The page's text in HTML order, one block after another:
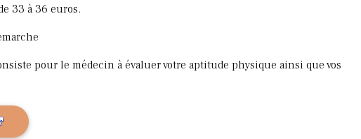
33 à 36 euros.
pour le médecin à évaluer votre aptitude physique ainsi que vos